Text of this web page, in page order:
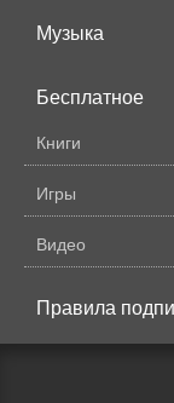
Музыка
Бесплатное
Книги
Игры
Видео
Правила